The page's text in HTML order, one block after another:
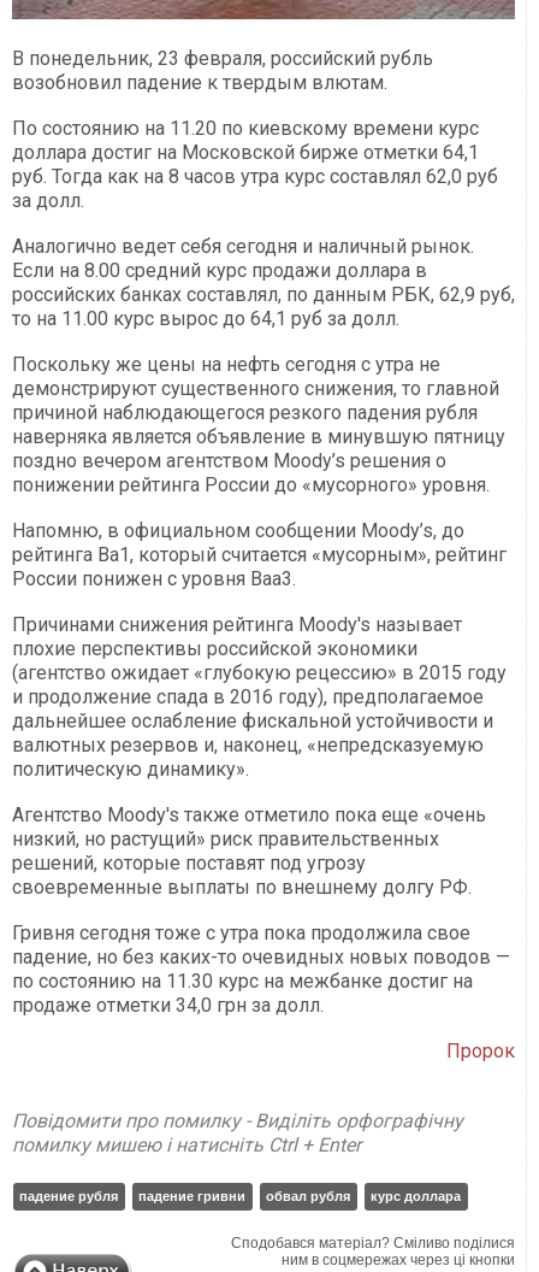
В понедельник, 23 февраля, российский рубль
возобновил падение к твердым влютам.
По состоянию на 11.20 по киевскому времени курс
доллара достиг на Московской бирже отметки 64,1
руб. Тогда как на 8 часов утра курс составлял 62,0 руб
за долл.
Аналогично ведет себя сегодня и наличный рынок.
Если на 8.00 средний курс продажи доллара в
российских банках составлял, по данным РБК, 62,9 руб,
то на 11.00 курс вырос до 64,1 руб за долл.
Поскольку же цены на нефть сегодня с утра не
демонстрируют существенного снижения, то главной
причиной наблюдающегося резкого падения рубля
наверняка является объявление в минувшую пятницу
поздно вечером агентством Moody’s решения о
понижении рейтинга России до «мусорного» уровня.
Напомню, в официальном сообщении Moody’s, до
рейтинга Ba1, который считается «мусорным», рейтинг
России понижен с уровня Baa3.
Причинами снижения рейтинга Moody's называет
плохие перспективы российской экономики
(агентство ожидает «глубокую рецессию» в 2015 году
и продолжение спада в 2016 году), предполагаемое
дальнейшее ослабление фискальной устойчивости и
валютных резервов и, наконец, «непредсказуемую
политическую динамику».
Агентство Moody's также отметило пока еще «очень
низкий, но растущий» риск правительственных
решений, которые поставят под угрозу
своевременные выплаты по внешнему долгу РФ.
Гривня сегодня тоже с утра пока продолжила свое
падение, но без каких-то очевидных новых поводов —
по состоянию на 11.30 курс на межбанке достиг на
продаже отметки 34,0 грн за долл.
Пророк
Повідомити про помилку - Виділіть орфографічну
помилку мишею і натисніть Ctrl + Enter
падение рубля падение гривни обвал рубля курс доллара
Сподобався матеріал? Сміливо поділися
ним в соцмережах через ці кнопки